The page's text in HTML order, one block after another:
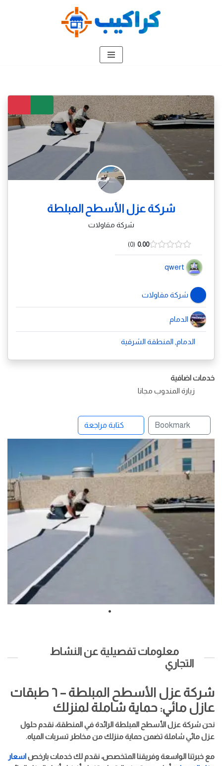
شركة عزل الأسطح المبلطة
شركة مقاولات
0.00
0
qwert
شركة مقاولات
الدمام
الدمام, المنطقة الشرقية
خدمات اضافية
زيارة المندوب مجانا
Bookmark كتابة مراجعة
معلومات تفصيلية عن النشاط
التجاري
شركة عزل الأسطح المبلطة – ٦ طبقات
عازل مائي: حماية شاملة لمنزلك
نحن شركة عزل الأسطح المبلطة الرائدة في المنطقة، نقدم حلول
عزل مائي شاملة تضمن حماية منزلك من مخاطر تسربات المياه.
مع خبرتنا الواسعة وفريقنا المتخصص، نقدم لك خدمات بارخصاسعار